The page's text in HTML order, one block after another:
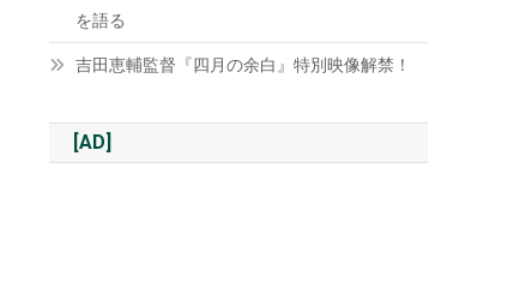
を語る
吉田恵輔監督『四月の余白』特別映像解禁！
[AD]